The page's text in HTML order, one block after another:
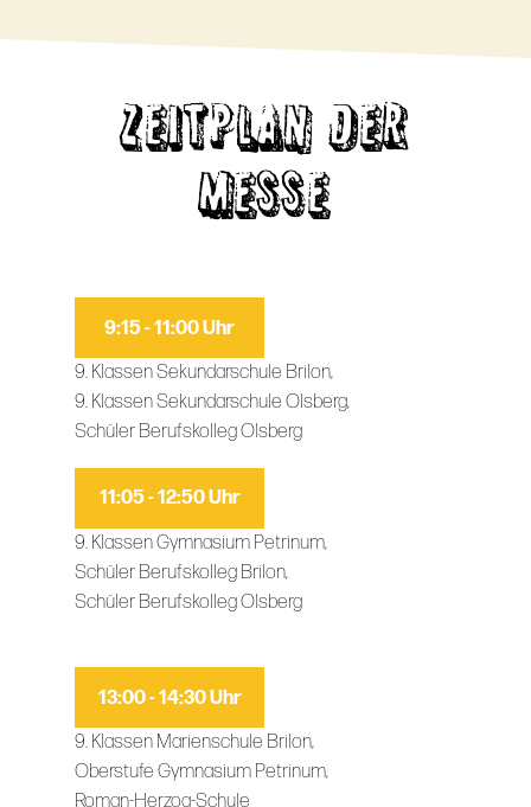
ZEITPLAN DER
MESSE
9:15 - 11:00 Uhr
9. Klassen Sekundarschule Brilon,
9. Klassen Sekundarschule Olsberg,
Schüler Berufskolleg Olsberg
11:05 - 12:50 Uhr
9. Klassen Gymnasium Petrinum,
Schüler Berufskolleg Brilon,
Schüler Berufskolleg Olsberg
13:00 - 14:30 Uhr
9. Klassen Marienschule Brilon,
Oberstufe Gymnasium Petrinum,
Roman-Herzog-Schule